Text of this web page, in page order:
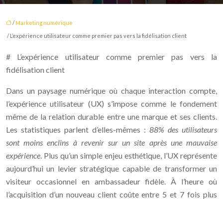
/ Marketing numérique
/ L’expérience utilisateur comme premier pas vers la fidélisation client
# L’expérience utilisateur comme premier pas vers la
fidélisation client
Dans un paysage numérique où chaque interaction compte,
l’expérience utilisateur (UX) s’impose comme le fondement
même de la relation durable entre une marque et ses clients.
Les statistiques parlent d’elles-mêmes : 88% des utilisateurs
sont moins enclins à revenir sur un site après une mauvaise
expérience. Plus qu’un simple enjeu esthétique, l’UX représente
aujourd’hui un levier stratégique capable de transformer un
visiteur occasionnel en ambassadeur fidèle. À l’heure où
l’acquisition d’un nouveau client coûte entre 5 et 7 fois plus